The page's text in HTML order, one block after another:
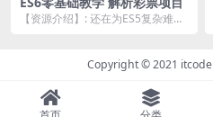
【资源介绍】: 还在为ES5复杂难懂
Copyright © 2021 itcode